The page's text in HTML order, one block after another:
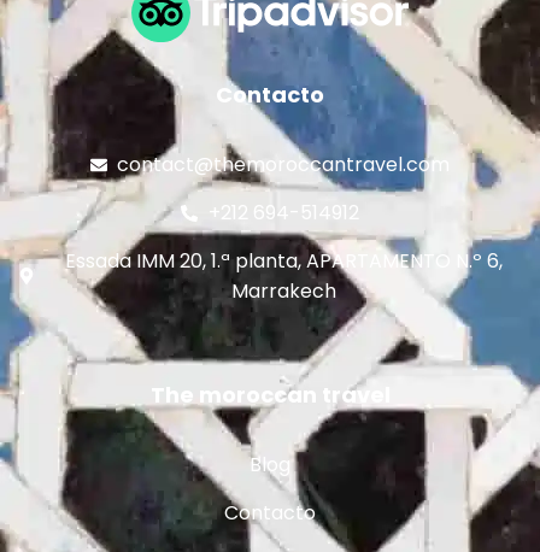
Contacto
contact@themoroccantravel.com
+212 694-514912
Essada IMM 20, 1.ª planta, APARTAMENTO N.º 6,
Marrakech
The moroccan travel
Blog
Contacto